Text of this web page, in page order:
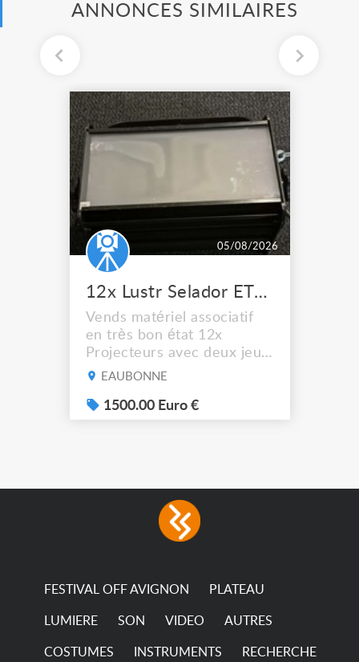
ANNONCES SIMILAIRES
05/08/2026
12x Lustr Selador ETC Led 7x colors filtres
Vends matériel associatif
en très bon état 12x
Projecteurs avec deux jeux
de filtre filtre Lustr Selador
system – seven colour
LEDs providing the
consumption The
permanence of a 50,000-
EAUBONNE
1500.00 Euro €
FESTIVAL OFF AVIGNON PLATEAU
LUMIERE SON VIDEO AUTRES
COSTUMES
INSTRUMENTS
RECHERCHE